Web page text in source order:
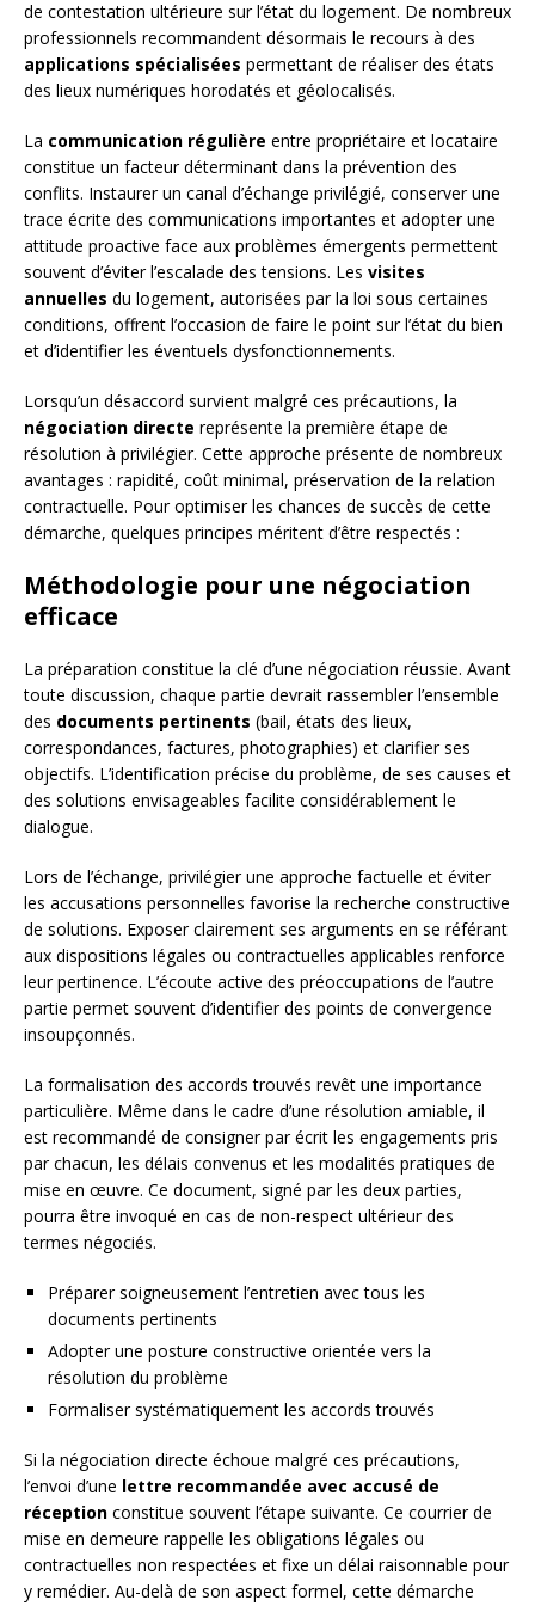
de contestation ultérieure sur l’état du logement. De nombreux
professionnels recommandent désormais le recours à des
applications spécialisées permettant de réaliser des états
des lieux numériques horodatés et géolocalisés.
La communication régulière entre propriétaire et locataire
constitue un facteur déterminant dans la prévention des
conflits. Instaurer un canal d’échange privilégié, conserver une
trace écrite des communications importantes et adopter une
attitude proactive face aux problèmes émergents permettent
souvent d’éviter l’escalade des tensions. Les visites
annuelles du logement, autorisées par la loi sous certaines
conditions, offrent l’occasion de faire le point sur l’état du bien
et d’identifier les éventuels dysfonctionnements.
Lorsqu’un désaccord survient malgré ces précautions, la
négociation directe représente la première étape de
résolution à privilégier. Cette approche présente de nombreux
avantages : rapidité, coût minimal, préservation de la relation
contractuelle. Pour optimiser les chances de succès de cette
démarche, quelques principes méritent d’être respectés :
Méthodologie pour une négociation
efficace
La préparation constitue la clé d’une négociation réussie. Avant
toute discussion, chaque partie devrait rassembler l’ensemble
des documents pertinents (bail, états des lieux,
correspondances, factures, photographies) et clarifier ses
objectifs. L’identification précise du problème, de ses causes et
des solutions envisageables facilite considérablement le
dialogue.
Lors de l’échange, privilégier une approche factuelle et éviter
les accusations personnelles favorise la recherche constructive
de solutions. Exposer clairement ses arguments en se référant
aux dispositions légales ou contractuelles applicables renforce
leur pertinence. L’écoute active des préoccupations de l’autre
partie permet souvent d’identifier des points de convergence
insoupçonnés.
La formalisation des accords trouvés revêt une importance
particulière. Même dans le cadre d’une résolution amiable, il
est recommandé de consigner par écrit les engagements pris
par chacun, les délais convenus et les modalités pratiques de
mise en œuvre. Ce document, signé par les deux parties,
pourra être invoqué en cas de non-respect ultérieur des
termes négociés.
Préparer soigneusement l’entretien avec tous les
documents pertinents
Adopter une posture constructive orientée vers la
résolution du problème
Formaliser systématiquement les accords trouvés
Si la négociation directe échoue malgré ces précautions,
l’envoi d’une lettre recommandée avec accusé de
réception constitue souvent l’étape suivante. Ce courrier de
mise en demeure rappelle les obligations légales ou
contractuelles non respectées et fixe un délai raisonnable pour
y remédier. Au-delà de son aspect formel, cette démarche